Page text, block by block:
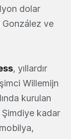
dolar
González ve
, yıllardır
Willemijn
kurulan
Şimdiye kadar